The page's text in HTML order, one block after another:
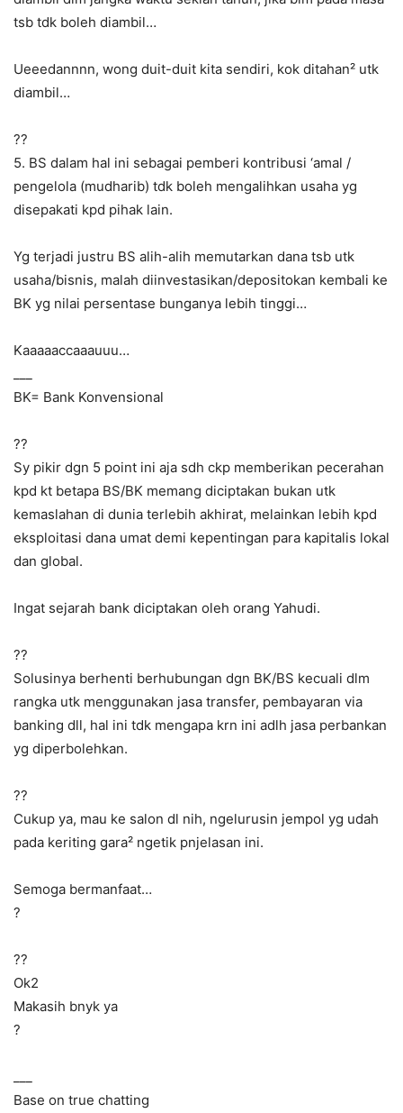
tsb tdk boleh diambil…
Ueeedannnn, wong duit-duit kita sendiri, kok ditahan² utk
diambil…
??
5. BS dalam hal ini sebagai pemberi kontribusi ‘amal /
pengelola (mudharib) tdk boleh mengalihkan usaha yg
disepakati kpd pihak lain.
Yg terjadi justru BS alih-alih memutarkan dana tsb utk
usaha/bisnis, malah diinvestasikan/depositokan kembali ke
BK yg nilai persentase bunganya lebih tinggi…
Kaaaaaccaaauuu…
BK= Bank Konvensional
??
Sy pikir dgn 5 point ini aja sdh ckp memberikan pecerahan
kpd kt betapa BS/BK memang diciptakan bukan utk
kemaslahan di dunia terlebih akhirat, melainkan lebih kpd
eksploitasi dana umat demi kepentingan para kapitalis lokal
dan global.
Ingat sejarah bank diciptakan oleh orang Yahudi.
??
Solusinya berhenti berhubungan dgn BK/BS kecuali dlm
rangka utk menggunakan jasa transfer, pembayaran via
banking dll, hal ini tdk mengapa krn ini adlh jasa perbankan
yg diperbolehkan.
??
Cukup ya, mau ke salon dl nih, ngelurusin jempol yg udah
pada keriting gara² ngetik pnjelasan ini.
Semoga bermanfaat…
?
?‍?
Ok2
Makasih bnyk ya
?
Base on true chatting